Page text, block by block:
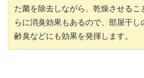
た菌を除去しながら、乾燥させるこ
らに消臭効果もあるので、部屋干し
齢臭などにも効果を発揮します。